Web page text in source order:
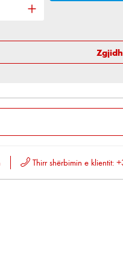
Thirr shërbimin e klientit: